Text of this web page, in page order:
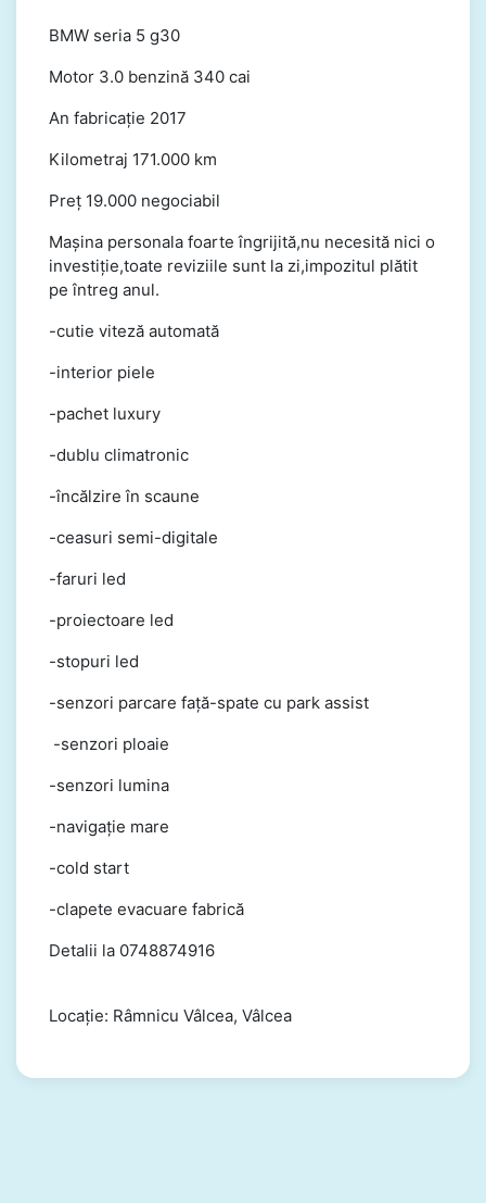
BMW seria 5 g30
Motor 3.0 benzină 340 cai
An fabricație 2017
Kilometraj 171.000 km
Preț 19.000 negociabil
Mașina personala foarte îngrijită,nu necesită nici o
investiție,toate reviziile sunt la zi,impozitul plătit
pe întreg anul.
-cutie viteză automată
-interior piele
-pachet luxury
-dublu climatronic
-încălzire în scaune
-ceasuri semi-digitale
-faruri led
-proiectoare led
-stopuri led
-senzori parcare față-spate cu park assist
-senzori ploaie
-senzori lumina
-navigație mare
-cold start
-clapete evacuare fabrică
Detalii la 0748874916
Locație: Râmnicu Vâlcea, Vâlcea